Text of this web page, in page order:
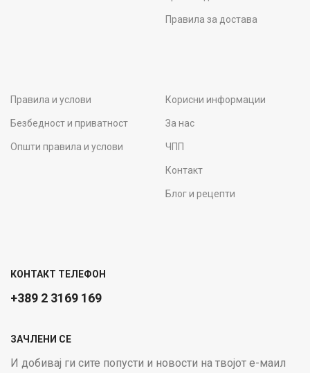
Правила за достава
Правила и услови
Безбедност и приватност
Општи правила и услови
Корисни информации
За нас
ЧПП
Контакт
Блог и рецепти
КОНТАКТ ТЕЛЕФОН
+389 2 3169 169
ЗАЧЛЕНИ СЕ
И добивај ги сите попусти и новости на твојот е-маил